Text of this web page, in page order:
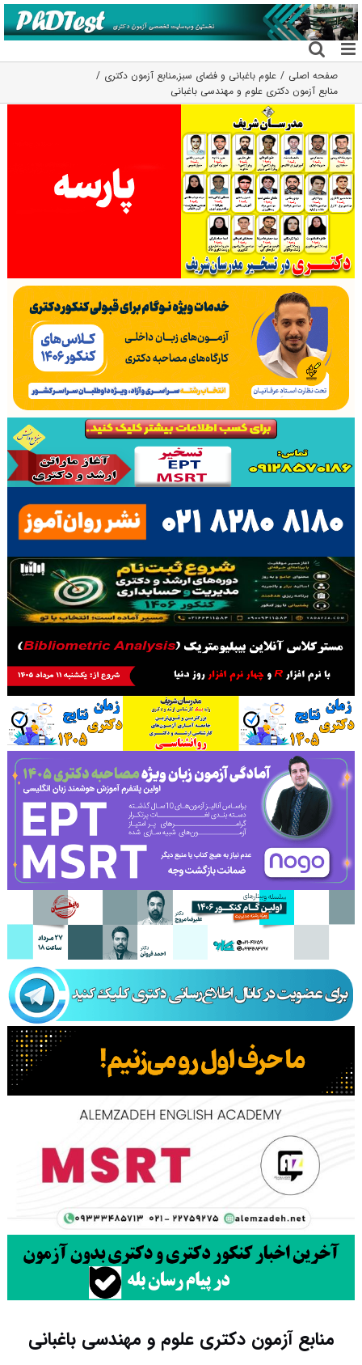
رفتن
به
محتوا
صفحه اصلی علوم باغبانی و فضای سبز,منابع آزمون دکتری
منابع آزمون دکتری علوم و مهندسی باغبانی
منابع آزمون دکتری علوم و مهندسی باغبانی